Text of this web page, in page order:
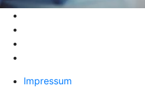
Impressum